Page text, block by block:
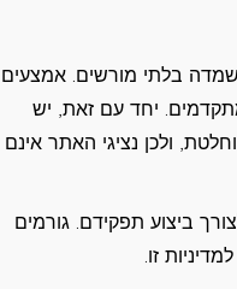
בלתי מורשים. אמצעים
מתקדמים. יחד עם זאת, יש
ולכן נציגי האתר אינם
ביצוע תפקידם. גורמים
זו.